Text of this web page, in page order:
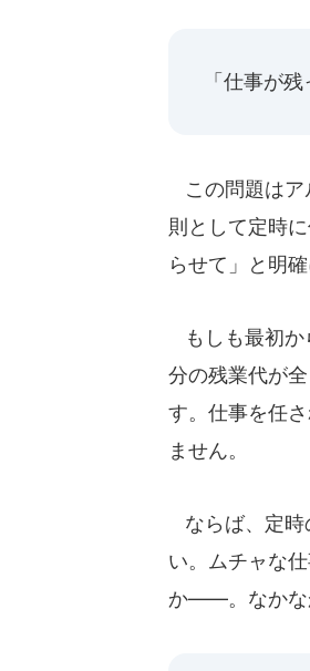
「仕事が
この問題はア
則として定時
らせて」と明
もしも最初か
分の残業代が
す。仕事を任
ません。
ならば、定時
い。ムチャな
か――。なかな